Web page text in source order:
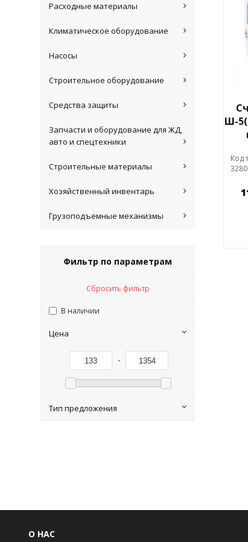
Расходные материалы
Климатическое оборудование
Насосы
Строительное оборудование
Средства защиты
Запчасти и оборудование для ЖД,
авто и спецтехники
Строительные материалы
Хозяйственный инвентарь
Грузоподъемные механизмы
Фильтр по параметрам
Сбросить фильтр
В наличии
Цена
-
Тип предложения
Ш-
Код
3280
О НАС